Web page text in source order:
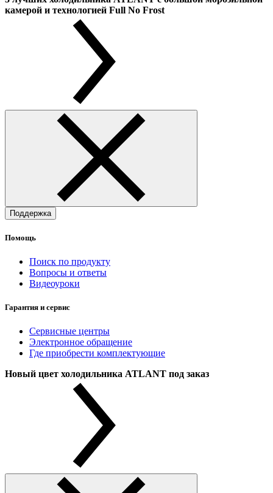
камерой и технологией Full No Frost
Поддержка
Помощь
Поиск по продукту
Вопросы и ответы
Видеоуроки
Гарантия и сервис
Сервисные центры
Электронное обращение
Где приобрести комплектующие
Новый цвет холодильника ATLANT под заказ